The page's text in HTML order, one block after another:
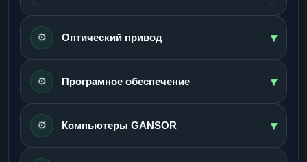
⚙️ Оптический привод ▾
⚙️ Програмное обеспечение ▾
⚙️ Компьютеры GANSOR ▾